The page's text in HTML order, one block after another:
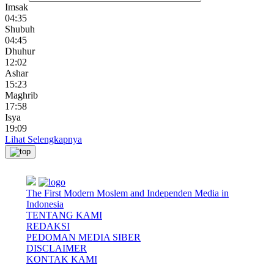
Imsak
04:35
Shubuh
04:45
Dhuhur
12:02
Ashar
15:23
Maghrib
17:58
Isya
19:09
Lihat Selengkapnya
The First Modern Moslem and Independen Media in
Indonesia
TENTANG KAMI
REDAKSI
PEDOMAN MEDIA SIBER
DISCLAIMER
KONTAK KAMI